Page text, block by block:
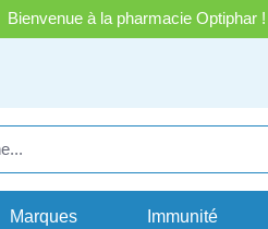
Bienvenue à la pharmacie Optiphar !
Marques Immunité